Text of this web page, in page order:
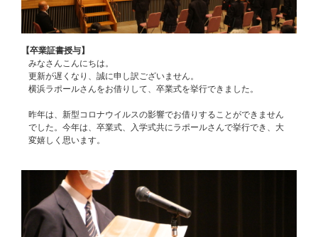
【卒業証書授与】
みなさんこんにちは。
更新が遅くなり、誠に申し訳ございません。
横浜ラポールさんをお借りして、卒業式を挙行できました。
昨年は、新型コロナウイルスの影響でお借りすることができません
でした。今年は、卒業式、入学式共にラポールさんで挙行でき、大
変嬉しく思います。